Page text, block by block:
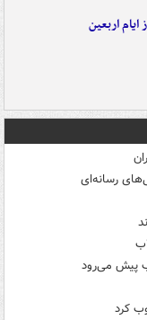
اربعین
رسانه‌ای
پیش می‌رود
کرد